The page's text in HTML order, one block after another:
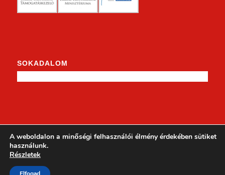
SOKADALOM
A weboldalon a minőségi felhasználói élmény érdekében sütiket
használunk.
Részletek